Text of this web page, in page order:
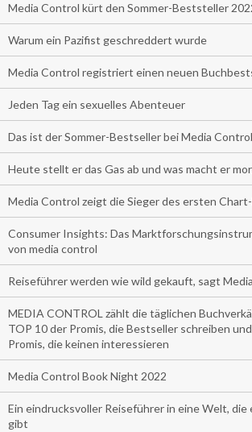
Media Control kürt den Sommer-Beststeller
Warum ein Pazifist geschreddert wurde
Media Control registriert einen neuen
Jeden Tag ein sexuelles Abenteuer
Das ist der Sommer-Bestseller bei Media Control
Heute stellt er das Gas ab und was macht er
Media Control zeigt die Sieger des ersten
Consumer Insights: Das
von media control
Reiseführer werden wie wild gekauft, sagt
MEDIA CONTROL zählt die täglichen
TOP 10 der Promis, die Bestseller schreiben
Promis, die keinen interessieren
Media Control Book Night 2022
Ein eindrucksvoller Reiseführer in eine Welt, die
gibt